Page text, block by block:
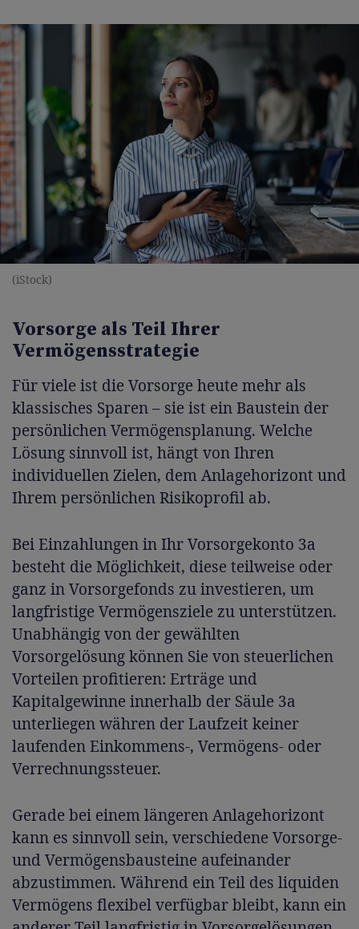
(iStock)
Vorsorge als Teil Ihrer
Vermögensstrategie
Für viele ist die Vorsorge heute mehr als
klassisches Sparen – sie ist ein Baustein der
persönlichen Vermögensplanung. Welche
Lösung sinnvoll ist, hängt von Ihren
individuellen Zielen, dem Anlagehorizont und
Ihrem persönlichen Risikoprofil ab.
Bei Einzahlungen in Ihr Vorsorgekonto 3a
besteht die Möglichkeit, diese teilweise oder
ganz in Vorsorgefonds zu investieren, um
langfristige Vermögensziele zu unterstützen.
Unabhängig von der gewählten
Vorsorgelösung können Sie von steuerlichen
Vorteilen profitieren: Erträge und
Kapitalgewinne innerhalb der Säule 3a
unterliegen währen der Laufzeit keiner
laufenden Einkommens-, Vermögens- oder
Verrechnungssteuer.
Gerade bei einem längeren Anlagehorizont
kann es sinnvoll sein, verschiedene Vorsorge-
und Vermögensbausteine aufeinander
abzustimmen. Während ein Teil des liquiden
Vermögens flexibel verfügbar bleibt, kann ein